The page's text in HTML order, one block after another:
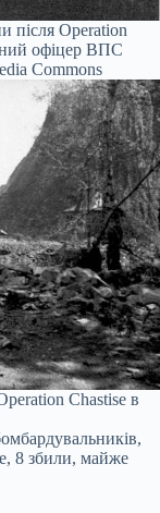
після Operation
офіцер ВПС
Commons
Chastise в
8 збили, майже